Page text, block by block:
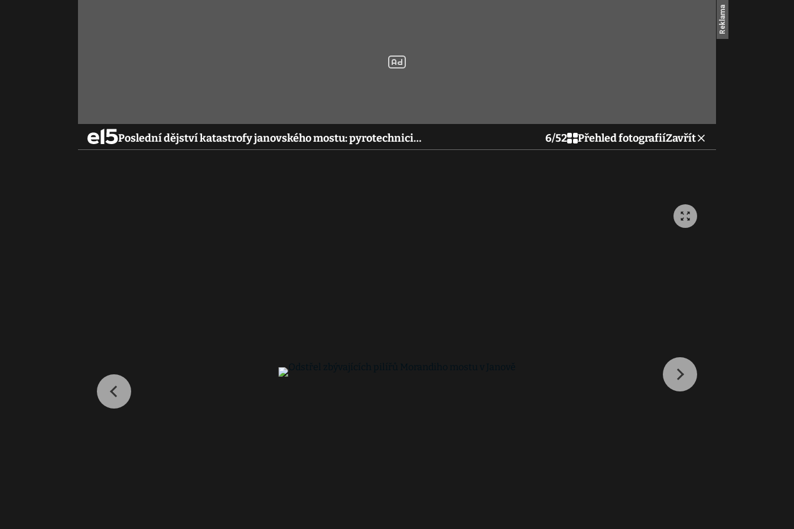
Poslední dějství katastrofy janovského mostu: pyrotechnici… 6/52 Přehled fotografiíZavřít